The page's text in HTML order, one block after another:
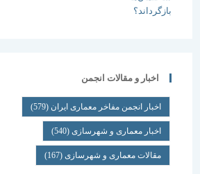
اخبار و مقالات انجمن
اخبار انجمن مفاخر معماری ایران (579)
اخبار معماری و شهرسازی(540)
مقالات معماری و شهرسازی(167)